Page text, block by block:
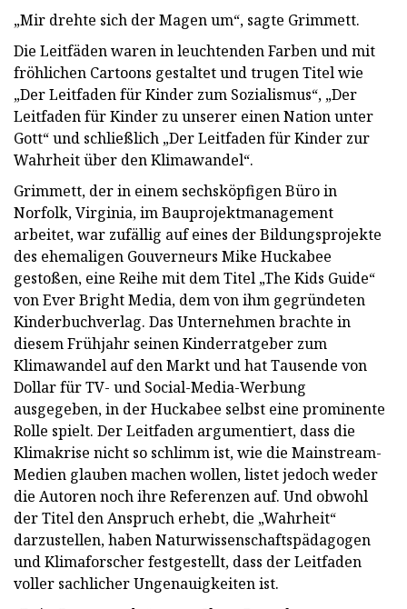
„Mir drehte sich der Magen um“, sagte Grimmett.
Die Leitfäden waren in leuchtenden Farben und mit
fröhlichen Cartoons gestaltet und trugen Titel wie
„Der Leitfaden für Kinder zum Sozialismus“, „Der
Leitfaden für Kinder zu unserer einen Nation unter
Gott“ und schließlich „Der Leitfaden für Kinder zur
Wahrheit über den Klimawandel“.
Grimmett, der in einem sechsköpfigen Büro in
Norfolk, Virginia, im Bauprojektmanagement
arbeitet, war zufällig auf eines der Bildungsprojekte
des ehemaligen Gouverneurs Mike Huckabee
gestoßen, eine Reihe mit dem Titel „The Kids Guide“
von Ever Bright Media, dem von ihm gegründeten
Kinderbuchverlag. Das Unternehmen brachte in
diesem Frühjahr seinen Kinderratgeber zum
Klimawandel auf den Markt und hat Tausende von
Dollar für TV- und Social-Media-Werbung
ausgegeben, in der Huckabee selbst eine prominente
Rolle spielt. Der Leitfaden argumentiert, dass die
Klimakrise nicht so schlimm ist, wie die Mainstream-
Medien glauben machen wollen, listet jedoch weder
die Autoren noch ihre Referenzen auf. Und obwohl
der Titel den Anspruch erhebt, die „Wahrheit“
darzustellen, haben Naturwissenschaftspädagogen
und Klimaforscher festgestellt, dass der Leitfaden
voller sachlicher Ungenauigkeiten ist.